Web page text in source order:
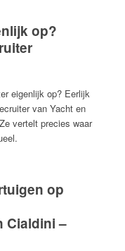
op?
eigenlijk op? Eerlijk
van Yacht en
vertelt precies waar
op
Cialdini –